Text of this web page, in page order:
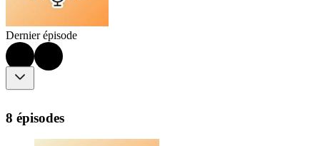
Dernier épisode
8 épisodes